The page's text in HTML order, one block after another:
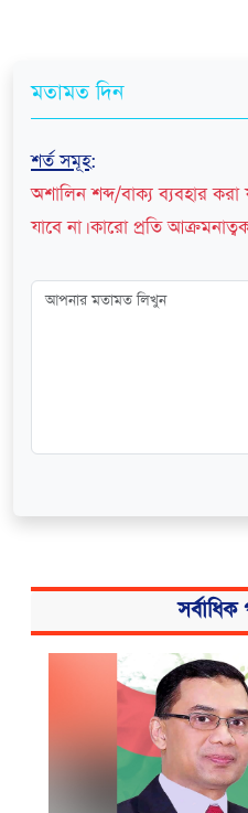
মতামত দিন
শর্ত সমূহ:
অশালিন শব্দ/বাক্য ব্যবহার করা
যাবে না। কারো প্রতি